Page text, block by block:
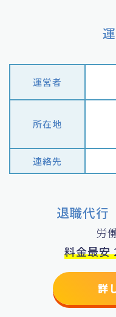
運営者
所在地
連絡先
退職代行
労
料金最安
詳